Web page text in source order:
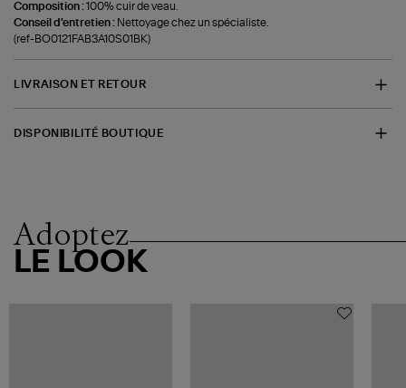
Composition :100% cuir de veau.
Conseil d'entretien : Nettoyage chez un spécialiste.
(ref-BO0121FAB3A10S01BK)
LIVRAISON ET RETOUR
DISPONIBILITÉ BOUTIQUE
Adoptez
LE LOOK